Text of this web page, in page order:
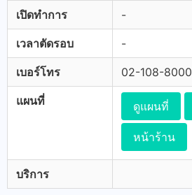
เปิดทำการ -
เวลาตัดรอบ -
เบอร์โทร 02-108-8000
แผนที่ ดูแผนที่
หน้าร้าน
บริการ